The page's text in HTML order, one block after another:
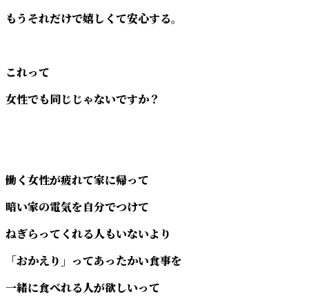
もうそれだけで嬉しくて安心する。
これって
女性でも同じじゃないですか？
働く女性が疲れて家に帰って
暗い家の電気を自分でつけて
ねぎらってくれる人もいないより
「おかえり」ってあったかい食事を
一緒に食べれる人が欲しいって